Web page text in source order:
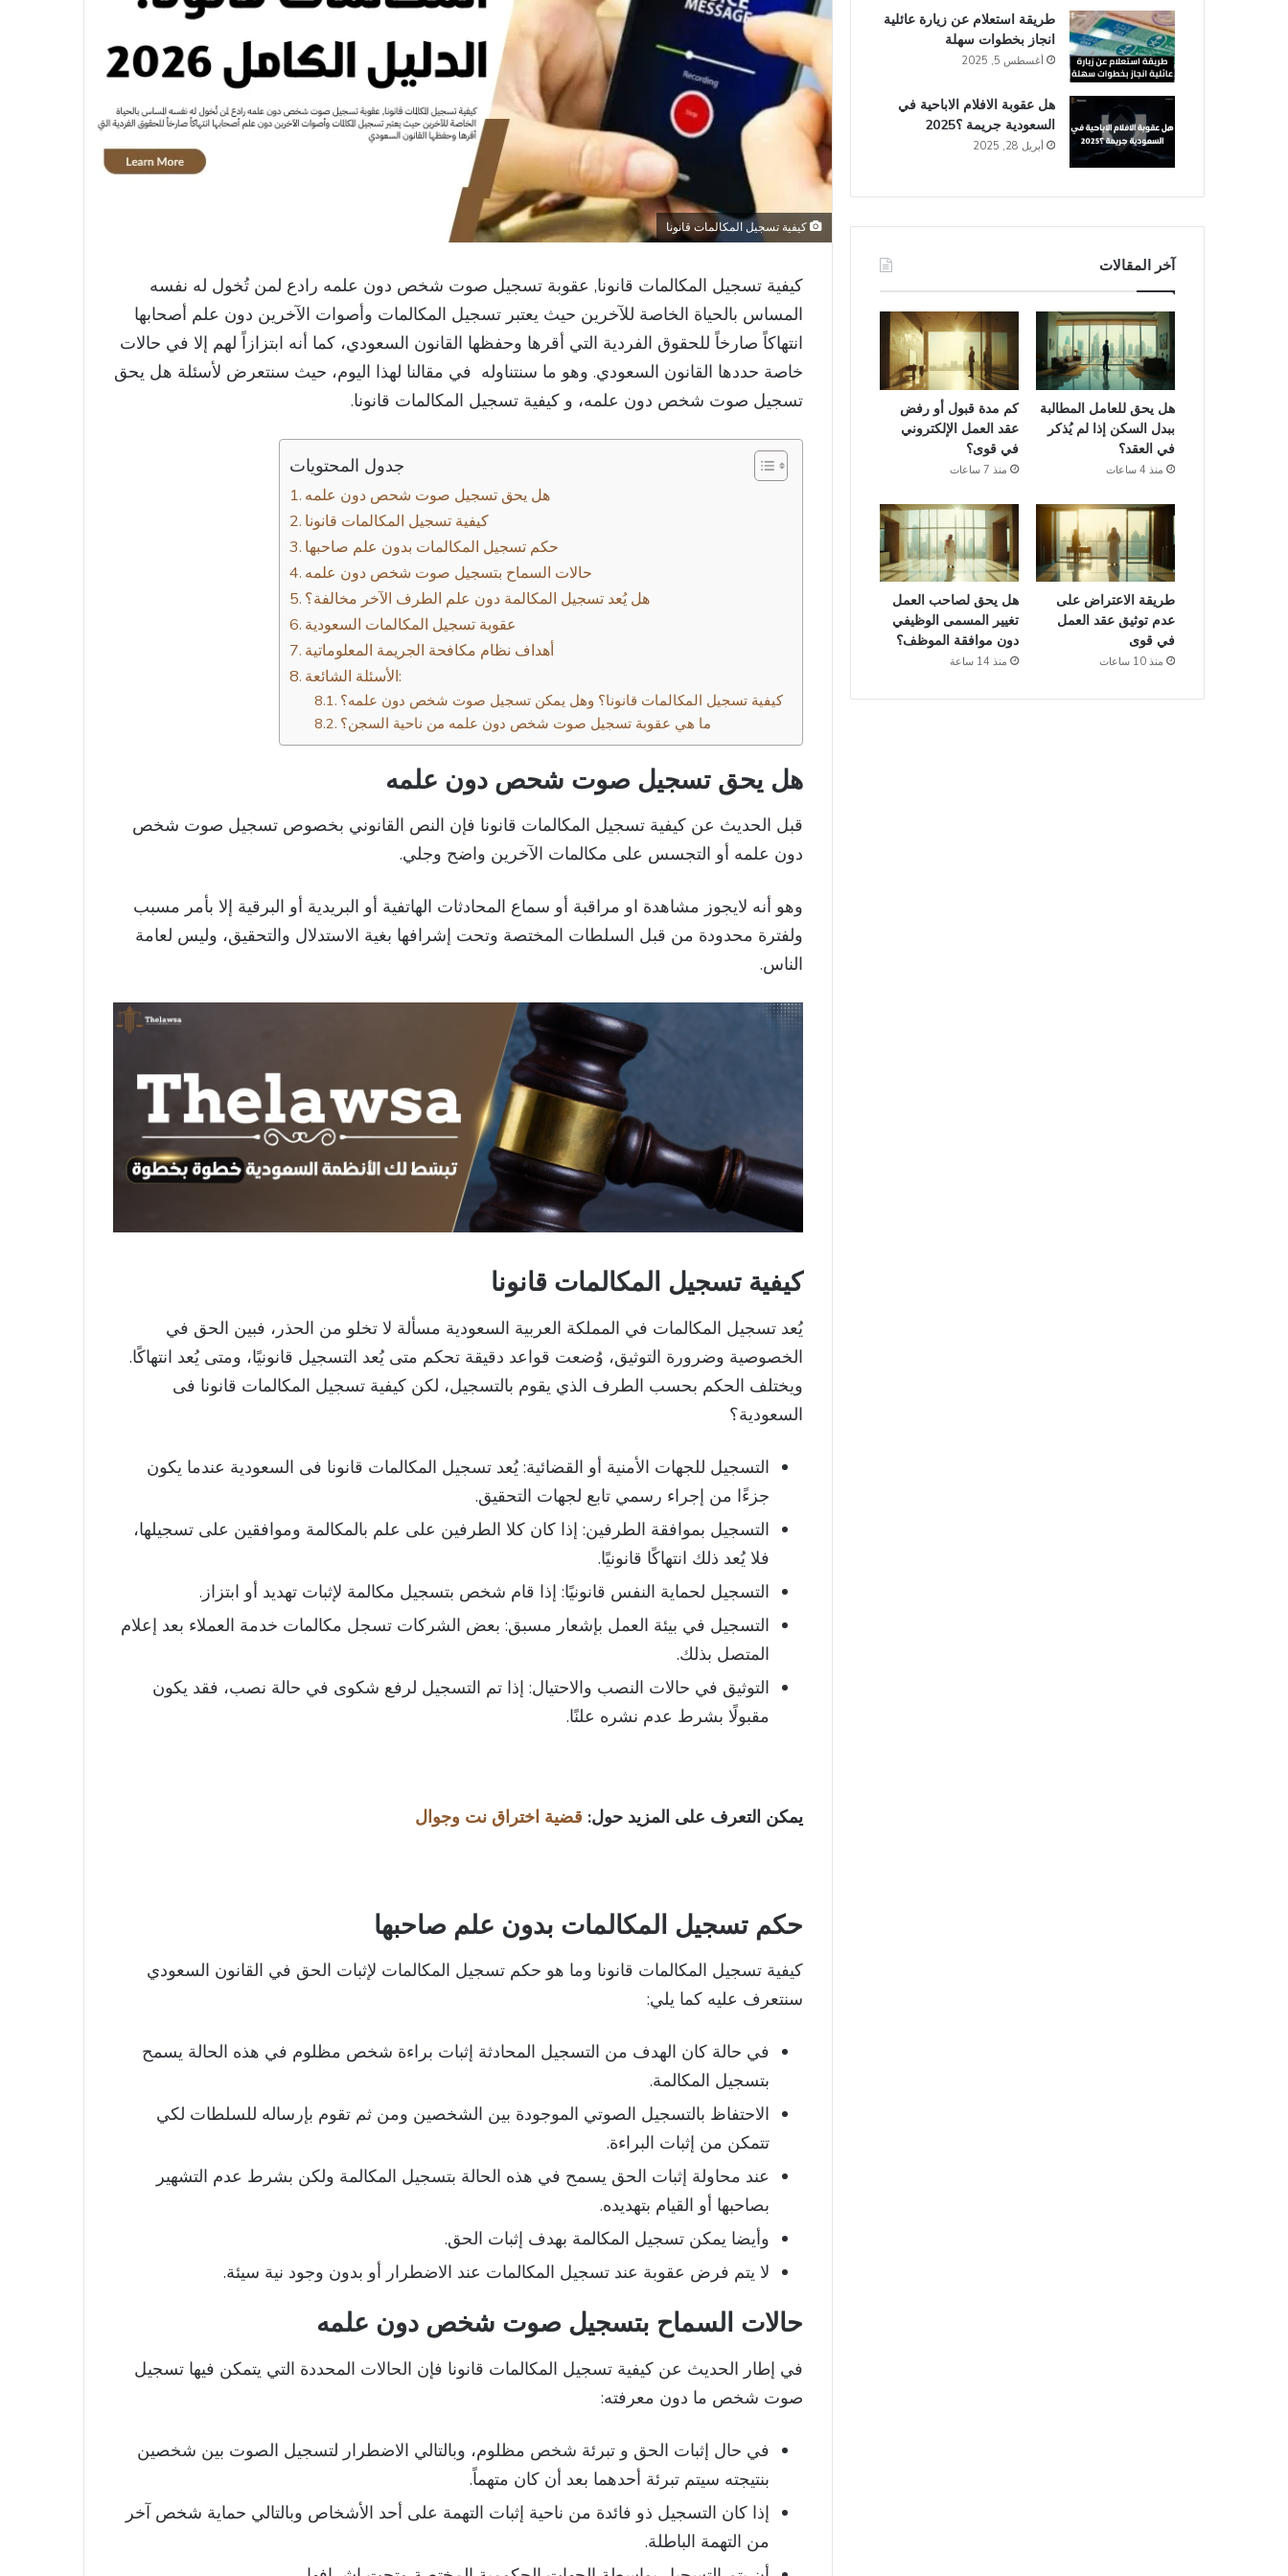
كيفية تسجيل المكالمات قانونا
كيفية تسجيل المكالمات قانونا, عقوبة تسجيل صوت شخص دون علمه رادع لمن تُخول له نفسه
المساس بالحياة الخاصة للآخرين حيث يعتبر تسجيل المكالمات وأصوات الآخرين دون علم أصحابها
انتهاكاً صارخاً للحقوق الفردية التي أقرها وحفظها القانون السعودي، كما أنه ابتزازاً لهم إلا في حالات
خاصة حددها القانون السعودي. وهو ما سنتناوله في مقالنا لهذا اليوم، حيث سنتعرض لأسئلة هل يحق
تسجيل صوت شخص دون علمه، و كيفية تسجيل المكالمات قانونا.
جدول المحتويات
هل يحق تسجيل صوت شحص دون علمه
كيفية تسجيل المكالمات قانونا
حكم تسجيل المكالمات بدون علم صاحبها
حالات السماح بتسجيل صوت شخص دون علمه
هل يُعد تسجيل المكالمة دون علم الطرف الآخر مخالفة؟
عقوبة تسجيل المكالمات السعودية
أهداف نظام مكافحة الجريمة المعلوماتية
الأسئلة الشائعة:
كيفية تسجيل المكالمات قانونا؟ وهل يمكن تسجيل صوت شخص دون علمه؟
ما هي عقوبة تسجيل صوت شخص دون علمه من ناحية السجن؟
هل يحق تسجيل صوت شحص دون علمه
قبل الحديث عن كيفية تسجيل المكالمات قانونا فإن النص القانوني بخصوص تسجيل صوت شخص
دون علمه أو التجسس على مكالمات الآخرين واضح وجلي.
وهو أنه لايجوز مشاهدة او مراقبة أو سماع المحادثات الهاتفية أو البريدية أو البرقية إلا بأمر مسبب
ولفترة محدودة من قبل السلطات المختصة وتحت إشرافها بغية الاستدلال والتحقيق، وليس لعامة
الناس.
كيفية تسجيل المكالمات قانونا
يُعد تسجيل المكالمات في المملكة العربية السعودية مسألة لا تخلو من الحذر، فبين الحق في
الخصوصية وضرورة التوثيق، وُضعت قواعد دقيقة تحكم متى يُعد التسجيل قانونيًا، ومتى يُعد انتهاكًا.
ويختلف الحكم بحسب الطرف الذي يقوم بالتسجيل، لكن كيفية تسجيل المكالمات قانونا فى
السعودية؟
التسجيل للجهات الأمنية أو القضائية: يُعد تسجيل المكالمات قانونا فى السعودية عندما يكون
جزءًا من إجراء رسمي تابع لجهات التحقيق.
التسجيل بموافقة الطرفين: إذا كان كلا الطرفين على علم بالمكالمة وموافقين على تسجيلها،
فلا يُعد ذلك انتهاكًا قانونيًا.
التسجيل لحماية النفس قانونيًا: إذا قام شخص بتسجيل مكالمة لإثبات تهديد أو ابتزاز.
التسجيل في بيئة العمل بإشعار مسبق: بعض الشركات تسجل مكالمات خدمة العملاء بعد إعلام
المتصل بذلك.
التوثيق في حالات النصب والاحتيال: إذا تم التسجيل لرفع شكوى في حالة نصب، فقد يكون
مقبولًا بشرط عدم نشره علنًا.
يمكن التعرف على المزيد حول: قضية اختراق نت وجوال
حكم تسجيل المكالمات بدون علم صاحبها
كيفية تسجيل المكالمات قانونا وما هو حكم تسجيل المكالمات لإثبات الحق في القانون السعودي
سنتعرف عليه كما يلي:
في حالة كان الهدف من التسجيل المحادثة إثبات براءة شخص مظلوم في هذه الحالة يسمح
بتسجيل المكالمة.
الاحتفاظ بالتسجيل الصوتي الموجودة بين الشخصين ومن ثم تقوم بإرساله للسلطات لكي
تتمكن من إثبات البراءة.
عند محاولة إثبات الحق يسمح في هذه الحالة بتسجيل المكالمة ولكن بشرط عدم التشهير
بصاحبها أو القيام بتهديده.
وأيضا يمكن تسجيل المكالمة بهدف إثبات الحق.
لا يتم فرض عقوبة عند تسجيل المكالمات عند الاضطرار أو بدون وجود نية سيئة.
حالات السماح بتسجيل صوت شخص دون علمه
في إطار الحديث عن كيفية تسجيل المكالمات قانونا فإن الحالات المحددة التي يتمكن فيها تسجيل
صوت شخص ما دون معرفته:
في حال إثبات الحق و تبرئة شخص مظلوم، وبالتالي الاضطرار لتسجيل الصوت بين شخصين
بنتيجته سيتم تبرئة أحدهما بعد أن كان متهماً.
إذا كان التسجيل ذو فائدة من ناحية إثبات التهمة على أحد الأشخاص وبالتالي حماية شخص آخر
من التهمة الباطلة.
طريقة استعلام عن زيارة عائلية
انجاز​ بخطوات سهلة
أغسطس 5, 2025
هل عقوبة الافلام الاباحية في
السعودية​ جريمة ؟2025
أبريل 28, 2025
آخر المقالات
هل يحق للعامل المطالبة
ببدل السكن إذا لم يُذكر
في العقد؟
منذ 4 ساعات
كم مدة قبول أو رفض
عقد العمل الإلكتروني
في قوى؟
منذ 7 ساعات
طريقة الاعتراض على
عدم توثيق عقد العمل
في قوى
منذ 10 ساعات
هل يحق لصاحب العمل
تغيير المسمى الوظيفي
دون موافقة الموظف؟
منذ 14 ساعة